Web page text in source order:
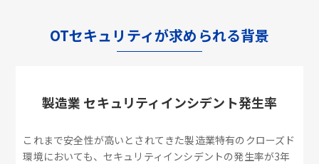
OTセキュリティが求められる背景
製造業 セキュリティインシデント発生率
これまで安全性が高いとされてきた製造業特有のクローズド
環境においても、セキュリティインシデントの発生率が3年